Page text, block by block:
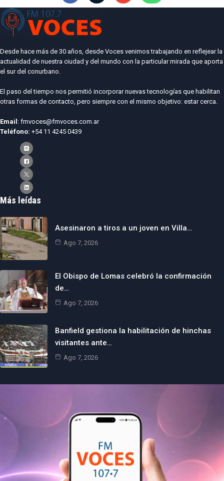
Desde hace más de 30 años, desde Voces venimos trabajando en reflejear la
actualidad de nuestra ciudad y del mundo con la particular mirada que aporta
el sur del conurbano.
El paso del tiempo nos permitió incorporar nuevas tecnologías que habilitan
otras formas de contacto, pero siempre con el mismo objetivo: estar cerca.
Email: fmvoces@fmvoces.com.ar
Teléfono: +54 11 4245 0439
Más leídas
Asesinaron a tiros a un joven en Villa…
Ago 7, 2026
El Obispo de Lomas celebró la confirmación
de…
Ago 7, 2026
Banfield gestiona la habilitación de hinchas
visitantes ante…
Ago 7, 2026